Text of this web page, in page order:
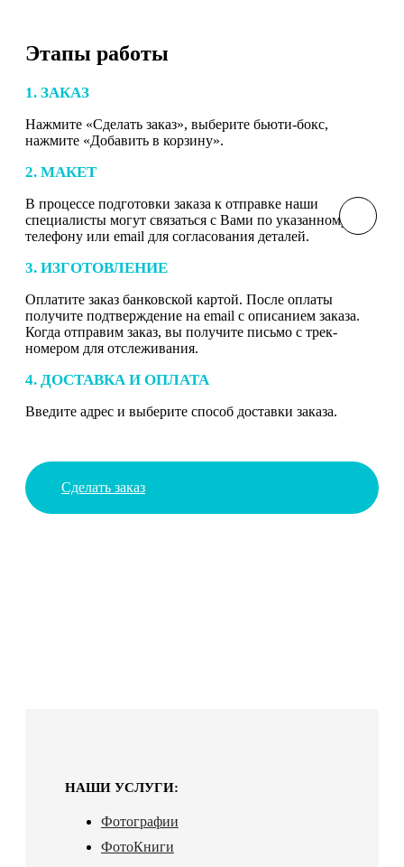
Этапы работы
1. ЗАКАЗ
Нажмите «Сделать заказ», выберите бьюти-бокс,
нажмите «Добавить в корзину».
2. МАКЕТ
В процессе подготовки заказа к отправке наши
специалисты могут связаться с Вами по указанному
телефону или email для согласования деталей.
3. ИЗГОТОВЛЕНИЕ
Оплатите заказ банковской картой. После оплаты
получите подтверждение на email с описанием заказа.
Когда отправим заказ, вы получите письмо с трек-
номером для отслеживания.
4. ДОСТАВКА И ОПЛАТА
Введите адрес и выберите способ доставки заказа.
Сделать заказ
НАШИ УСЛУГИ:
Фотографии
ФотоКниги